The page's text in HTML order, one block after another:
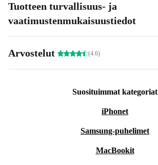
Tuotteen turvallisuus- ja
vaatimustenmukaisuustiedot
Arvostelut (4.6)
Suosituimmat kategoriat
iPhonet
Samsung-puhelimet
MacBookit